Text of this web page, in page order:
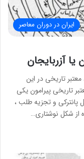
ایران در دوران معاصر
آزربایجان
تاریخی در این
تاریخی پیرامون یکی
و تجزیه طلب ،
از شکل نوشتاری…